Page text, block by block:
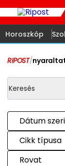
Horoszkóp
RIPOST/
Dátum
Cikk típusa
Rovat